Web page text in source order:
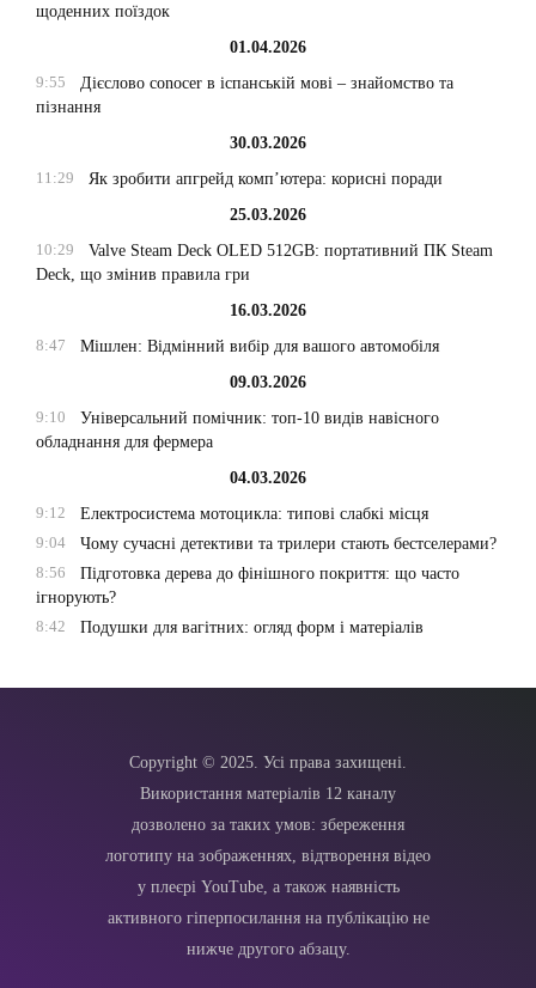
щоденних поїздок
01.04.2026
9:55
Дієслово conocer в іспанській мові – знайомство та
пізнання
30.03.2026
11:29
Як зробити апгрейд комп’ютера: корисні поради
25.03.2026
10:29
Valve Steam Deck OLED 512GB: портативний ПК Steam
Deck, що змінив правила гри
16.03.2026
8:47
Мішлен: Відмінний вибір для вашого автомобіля
09.03.2026
9:10
Універсальний помічник: топ-10 видів навісного
обладнання для фермера
04.03.2026
9:12
Електросистема мотоцикла: типові слабкі місця
9:04
Чому сучасні детективи та трилери стають бестселерами?
8:56
Підготовка дерева до фінішного покриття: що часто
ігнорують?
8:42
Подушки для вагітних: огляд форм і матеріалів
Copyright © 2025. Усі права захищені.
Використання матеріалів 12 каналу
дозволено за таких умов: збереження
логотипу на зображеннях, відтворення відео
у плеєрі YouTube, а також наявність
активного гіперпосилання на публікацію не
нижче другого абзацу.